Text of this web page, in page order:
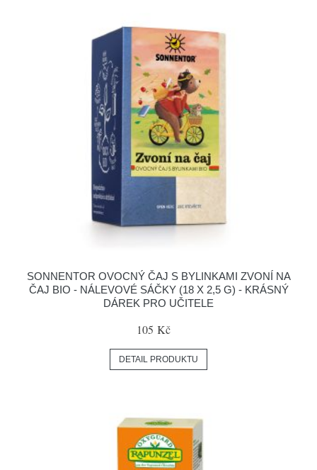
SONNENTOR OVOCNÝ ČAJ S BYLINKAMI ZVONÍ NA
ČAJ BIO - NÁLEVOVÉ SÁČKY (18 X 2,5 G) - KRÁSNÝ
DÁREK PRO UČITELE
105 Kč
DETAIL PRODUKTU